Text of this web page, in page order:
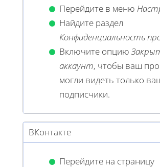
Перейдите в меню
Найдите раздел
Конфиденциальность
Включите опцию
аккаунт, чтобы ваш
могли видеть только
подписчики.
ВКонтакте
Перейдите на страницу